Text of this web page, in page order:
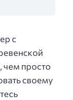
с
чем просто
своему